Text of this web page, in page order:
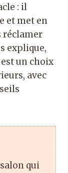
: il
et met en
réclamer
explique,
un choix
avec
qui